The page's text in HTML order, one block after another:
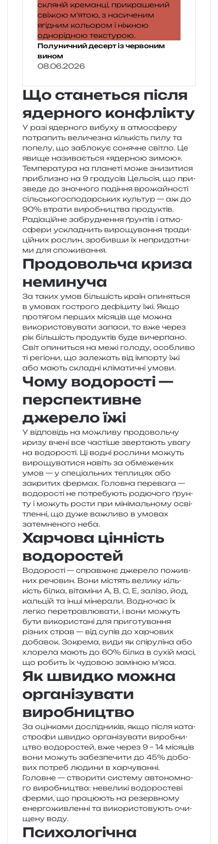
Полуничний десерт із червоним
вином
08.06.2026
Що станеться після
ядерного конфлікту
У разі ядер­но­го вибу­ху в атмо­сфе­ру
потра­пить вели­че­зна кіль­кість пилу та
попе­лу, що забло­кує соня­чне сві­тло. Це
явище нази­ва­є­ться «ядер­ною зимою».
Температура на пла­не­ті може зни­зи­ти­ся
при­бли­зно на 9 гра­ду­сів Цельсія, що при­
зве­де до зна­чно­го паді­н­ня вро­жай­но­сті
сіль­сько­го­спо­дар­ських куль­тур — аж до
90% втра­ти виро­бни­цтва про­ду­ктів.
Радіаційне забру­дне­н­ня ґрун­тів і атмо­
сфе­ри ускла­днить виро­щу­ва­н­ня тра­ди­
цій­них рослин, зро­бив­ши їх непри­да­тни­
ми для споживання.
Продовольча криза
неминуча
За таких умов біль­шість країн опи­ня­ться
в умо­вах гостро­го дефі­ци­ту їжі. Якщо
про­тя­гом пер­ших міся­ців ще можна
вико­ри­сто­ву­ва­ти запа­си, то вже через
рік біль­шість про­ду­ктів буде вичер­па­но.
Світ опи­ни­ться на межі голо­ду, осо­бли­во
ті регіо­ни, що зале­жать від імпор­ту їжі
або мають скла­дні клі­ма­ти­чні умови.
Чому водорості —
перспективне
джерело їжі
У від­по­відь на можли­ву про­до­воль­чу
кризу вчені все часті­ше звер­та­ють увагу
на водо­ро­сті. Ці водні росли­ни можуть
виро­щу­ва­ти­ся навіть за обме­же­них
умов — у спе­ці­аль­них тепли­цях або
закри­тих фер­мах. Головна пере­ва­га —
водо­ро­сті не потре­бу­ють родю­чо­го ґрун­
ту і можуть рости при міні­маль­но­му осві­
тлен­ні, що дуже важли­во в умо­вах
затем­не­но­го неба.
Харчова цінність
водоростей
Водорості — справ­жнє дже­ре­ло пожив­
них речо­вин. Вони містять вели­ку кіль­
кість білка, віта­мі­ни A, B, C, E, залі­зо, йод,
каль­цій та інші міне­ра­ли. Водночас їх
легко пере­трав­лю­ва­ти, і вони можуть
бути вико­ри­ста­ні для при­го­ту­ва­н­ня
різних страв — від супів до хар­чо­вих
доба­вок. Зокрема, види як спі­ру­лі­на або
хло­ре­ла мають до 60% білка в сухій масі,
що робить їх чудо­вою замі­ною м’яса.
Як швидко можна
організувати
виробництво
За оцін­ка­ми дослі­дни­ків, якщо після ката­
стро­фи швид­ко орга­ні­зу­ва­ти виро­бни­
цтво водо­ро­стей, вже через 9 – 14 міся­ців
вони можуть забез­пе­чи­ти до 45% добо­
вих потреб люди­ни в хар­чу­ван­ні.
Головне — ство­ри­ти систе­му авто­ном­но­
го виро­бни­цтва: неве­ли­кі водо­ро­сте­ві
ферми, що пра­цю­ють на резерв­но­му
енер­го­жив­лен­ні та вико­ри­сто­ву­ють очи­
ще­ну воду.
Психологічна